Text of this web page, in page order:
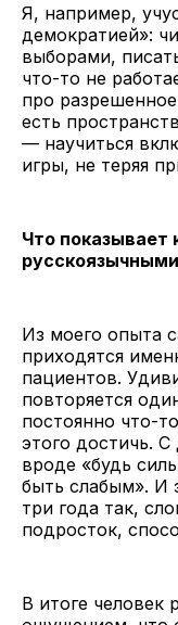
Я, например,
демократией»:
выборами,
что-то не
про
есть
— научиться
игры, не теряя
Что показывает
Из моего опыта
приходятся
пациентов.
повторяется
постоянно что-
этого достичь. С
вроде «будь
быть слабым». И
три года так,
подросток,
В итоге человек